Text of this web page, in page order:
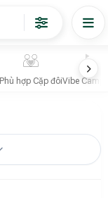
Phù hợp Cặp đôiVibe